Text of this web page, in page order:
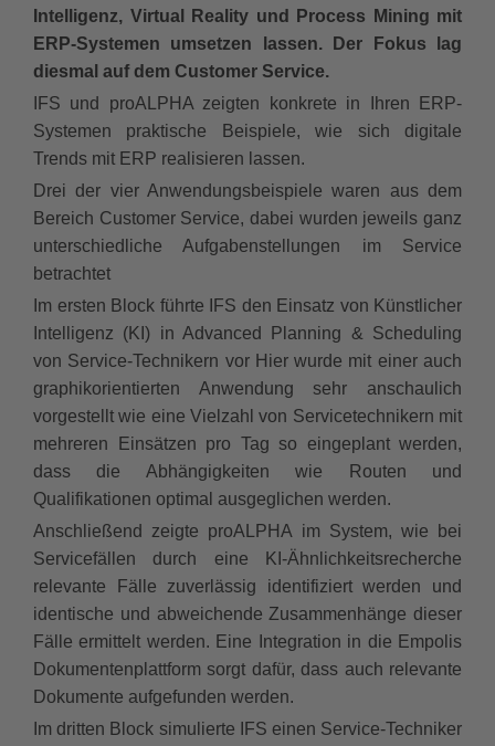
Intelligenz, Virtual Reality und Process Mining mit
ERP-Systemen umsetzen lassen. Der Fokus lag
diesmal auf dem Customer Service.
IFS und proALPHA zeigten konkrete in Ihren ERP-
Systemen praktische Beispiele, wie sich digitale
Trends mit ERP realisieren lassen.
Drei der vier Anwendungsbeispiele waren aus dem
Bereich Customer Service, dabei wurden jeweils ganz
unterschiedliche Aufgabenstellungen im Service
betrachtet
Im ersten Block führte IFS den Einsatz von Künstlicher
Intelligenz (KI) in Advanced Planning & Scheduling
von Service-Technikern vor Hier wurde mit einer auch
graphikorientierten Anwendung sehr anschaulich
vorgestellt wie eine Vielzahl von Servicetechnikern mit
mehreren Einsätzen pro Tag so eingeplant werden,
dass die Abhängigkeiten wie Routen und
Qualifikationen optimal ausgeglichen werden.
Anschließend zeigte proALPHA im System, wie bei
Servicefällen durch eine KI-Ähnlichkeitsrecherche
relevante Fälle zuverlässig identifiziert werden und
identische und abweichende Zusammenhänge dieser
Fälle ermittelt werden. Eine Integration in die Empolis
Dokumentenplattform sorgt dafür, dass auch relevante
Dokumente aufgefunden werden.
Im dritten Block simulierte IFS einen Service-Techniker